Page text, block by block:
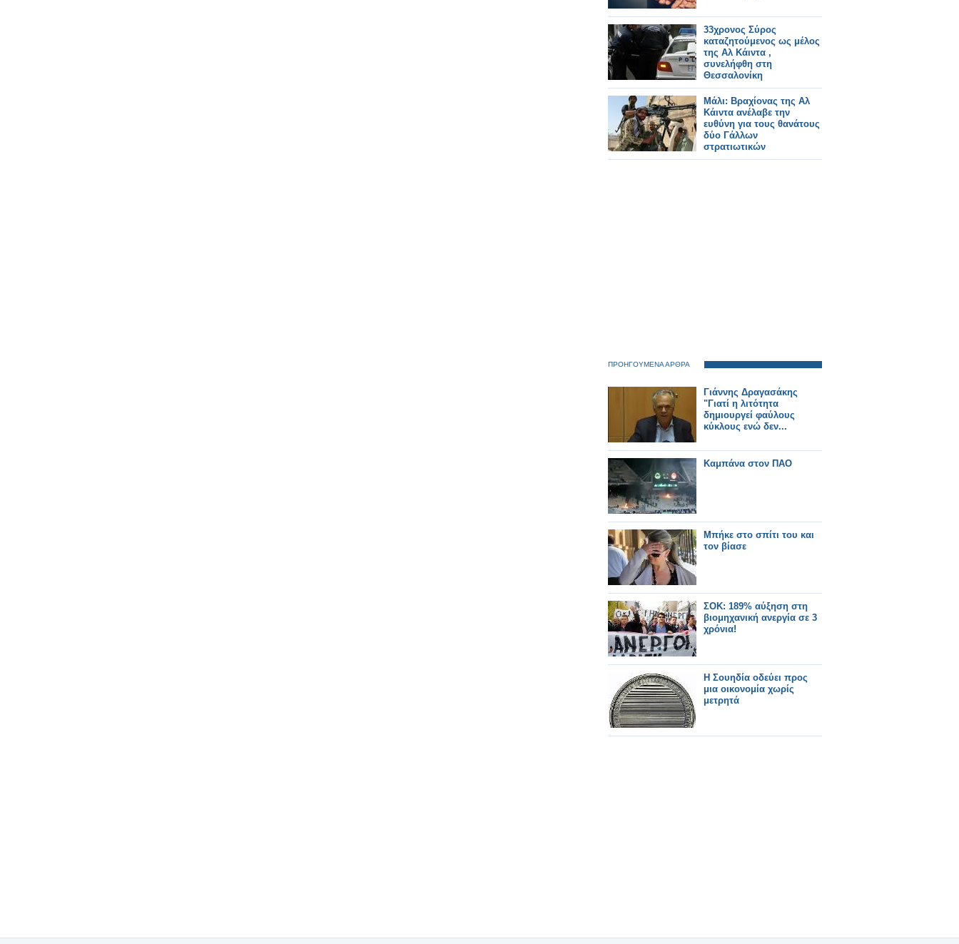
33χρονος Σύρος
καταζητούμενος ως μέλος
της Αλ Κάιντα ,
συνελήφθη στη
Θεσσαλονίκη
Μάλι: Βραχίονας της Αλ
Κάιντα ανέλαβε την
ευθύνη για τους θανάτους
δύο Γάλλων
στρατιωτικών
ΠΡΟΗΓΟΥΜΕΝΑ ΑΡΘΡΑ
Γιάννης Δραγασάκης
"Γιατί η λιτότητα
δημιουργεί φαύλους
κύκλους ενώ δεν...
Καμπάνα στον ΠΑΟ
Μπήκε στο σπίτι του και
τον βίασε
ΣΟΚ: 189% αύξηση στη
βιομηχανική ανεργία σε 3
χρόνια!
Η Σουηδία οδεύει προς
μια οικονομία χωρίς
μετρητά